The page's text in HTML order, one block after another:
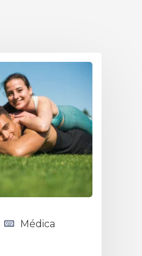
Médica